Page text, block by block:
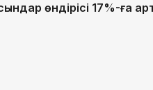
өндірісі 17%-ға